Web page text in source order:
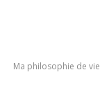
Ma philosophie de vie